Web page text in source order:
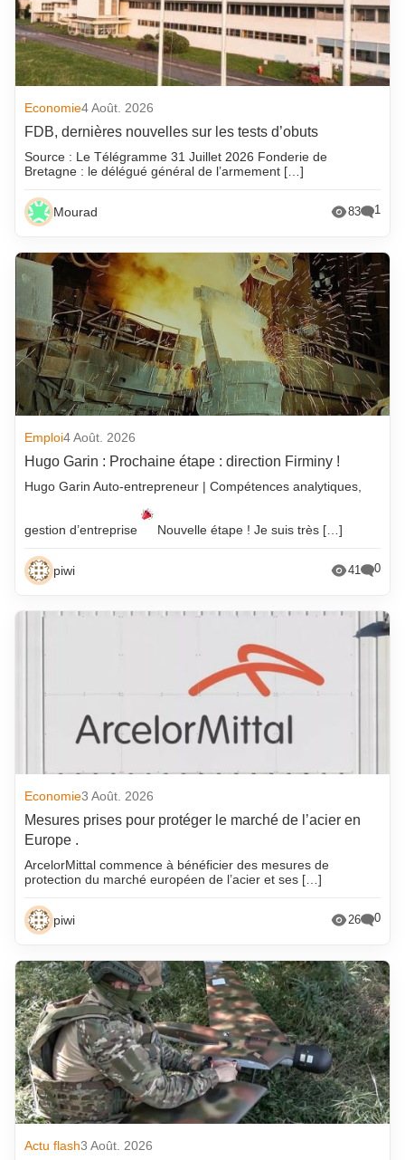
Economie4 Août. 2026
FDB, dernières nouvelles sur les tests d’obuts
Source : Le Télégramme 31 Juillet 2026 Fonderie de
Bretagne : le délégué général de l’armement […]
Mourad 83 1
Emploi4 Août. 2026
Hugo Garin : Prochaine étape : direction Firminy !
Hugo Garin Auto-entrepreneur | Compétences analytiques,
gestion d’entreprise Nouvelle étape ! Je suis très […]
piwi 41 0
Economie3 Août. 2026
Mesures prises pour protéger le marché de l’acier en
Europe .
ArcelorMittal commence à bénéficier des mesures de
protection du marché européen de l’acier et ses […]
piwi 26 0
Actu flash3 Août. 2026